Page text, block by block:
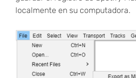
localmente en su computadora.